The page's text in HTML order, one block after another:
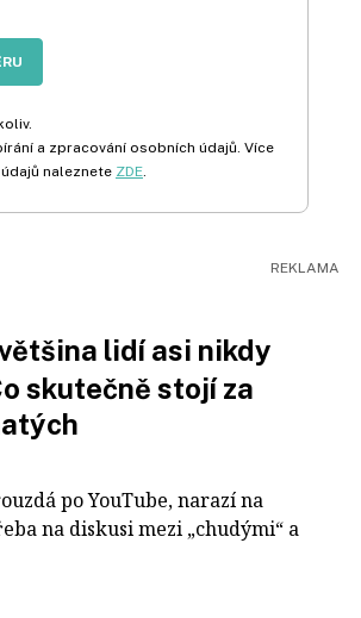
a zpracování osobních údajů. Více
naleznete ZDE
lidí asi nikdy
skutečně stojí za
po YouTube, narazí na
na diskusi mezi „chudými“ a